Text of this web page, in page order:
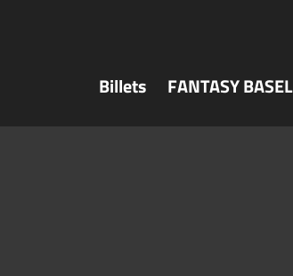
Billets FANTASY BASEL